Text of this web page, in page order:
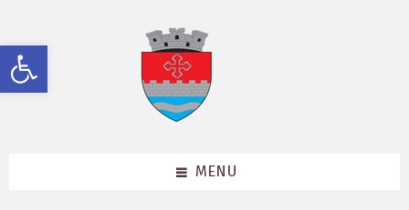
Deschide bara de unelte
content
left
sidebar
footer
MENU